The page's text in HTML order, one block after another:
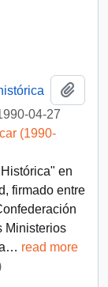
04-27
(1990-
en
firmado entre
Ministerios
… read more